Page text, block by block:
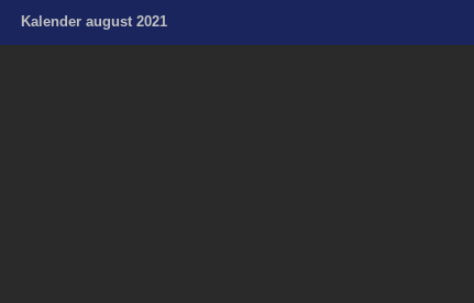
Kalender august 2021